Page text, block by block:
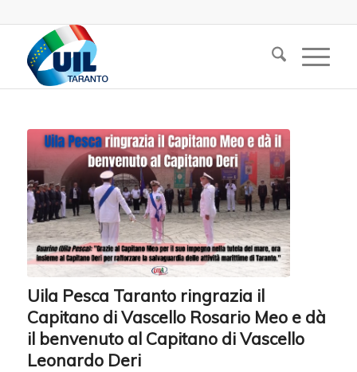
Uila Pesca Taranto ringrazia il
Capitano di Vascello Rosario Meo e dà
il benvenuto al Capitano di Vascello
Leonardo Deri